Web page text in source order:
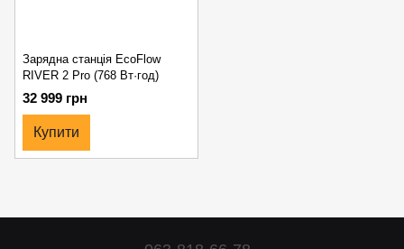
Зарядна станція EcoFlow
RIVER 2 Pro (768 Вт·год)
32 999 грн
Купити